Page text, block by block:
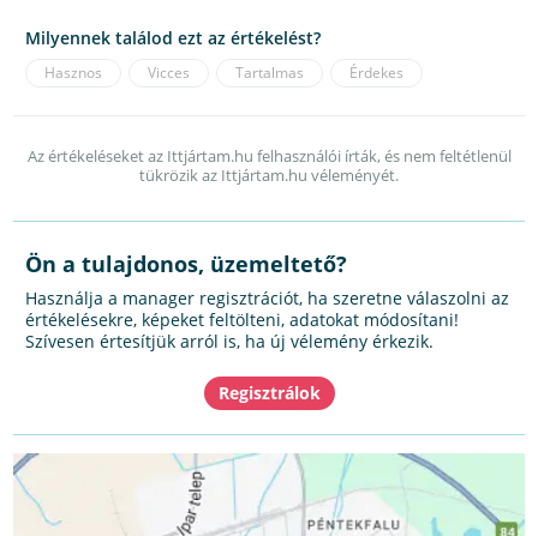
Milyennek találod ezt az értékelést?
Hasznos Vicces Tartalmas Érdekes
Az értékeléseket az Ittjártam.hu felhasználói írták, és nem feltétlenül
tükrözik az Ittjártam.hu véleményét.
Ön a tulajdonos, üzemeltető?
Használja a manager regisztrációt, ha szeretne válaszolni az
értékelésekre, képeket feltölteni, adatokat módosítani!
Szívesen értesítjük arról is, ha új vélemény érkezik.